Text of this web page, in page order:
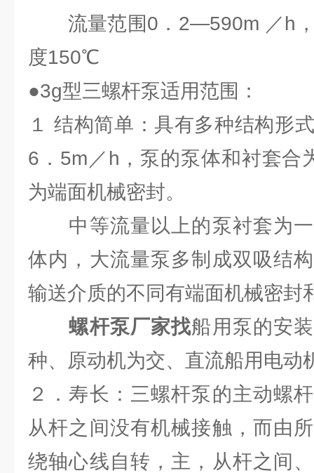
流量范围0．2—590m ／h，
度150℃
●3g型三螺杆泵适用范围：
１ 结构简单：具有多种结构形
6．5m／h，泵的泵体和衬套合
为端面机械密封。
中等流量以上的泵衬套为一
体内，大流量泵多制成双吸结
输送介质的不同有端面机械密封
螺杆泵厂家找船用泵的安
种、原动机为交、直流船用电动
２．寿长：三螺杆泵的主动螺
从杆之间没有机械接触，而由
绕轴心线自转，主，从杆之间